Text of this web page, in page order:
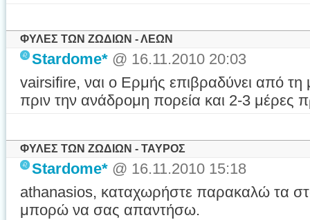
ΦΥΛΕΣ ΤΩΝ ΖΩΔΙΩΝ - ΛΕΩΝ
Stardome* @ 16.11.2010 20:03
vairsifire, ναι ο Ερμής επιβραδύνει από τη
πριν την ανάδρομη πορεία και 2-3 μέρες
ΦΥΛΕΣ ΤΩΝ ΖΩΔΙΩΝ - ΤΑΥΡΟΣ
Stardome* @ 16.11.2010 15:18
athanasios, καταχωρήστε παρακαλώ τα
μπορώ να σας απαντήσω.